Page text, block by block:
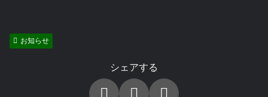
お知らせ
シェアする